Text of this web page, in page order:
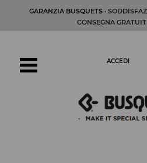
GARANZIA BUSQUETS·
CONSEGNA
ACCEDI